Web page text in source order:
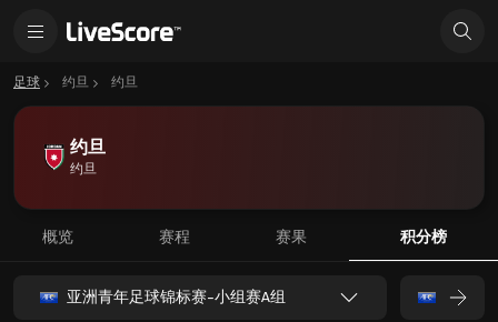
足球 约旦 约旦
约旦
约旦
概览 赛程 赛果 积分榜
亚洲青年足球锦标赛-小组赛A组